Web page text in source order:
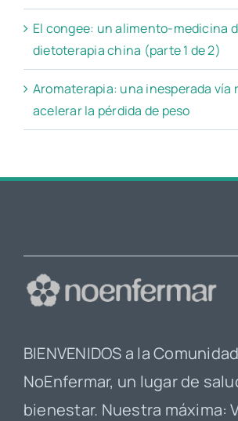
El congee: un alimento-medicina
dietoterapia china (parte 1 de 2)
Aromaterapia: una inesperada vía
acelerar la pérdida de peso
BIENVENIDOS a la Comunidad
NoEnfermar, un lugar de
bienestar. Nuestra máxima: